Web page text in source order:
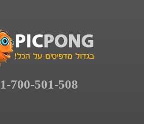
1-700-501-508